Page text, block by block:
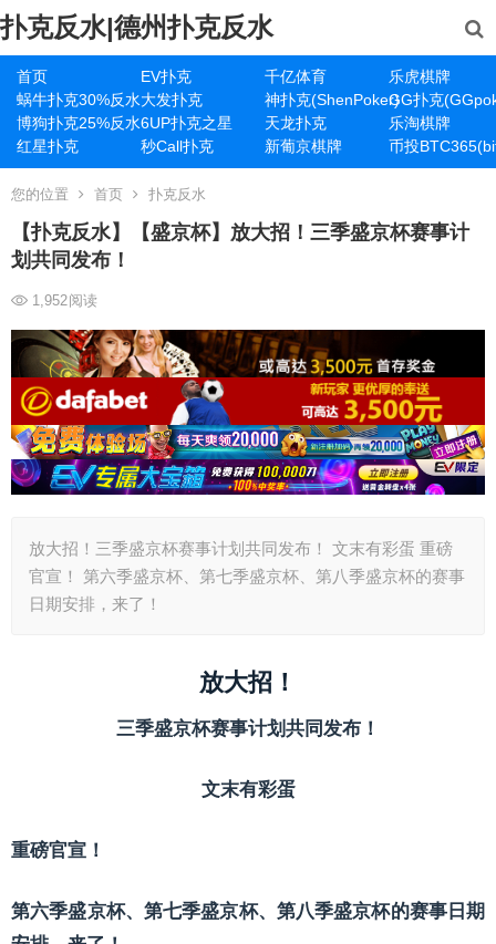
扑克反水|德州扑克反水
首页 EV扑克 千亿体育
乐虎棋牌
蜗牛扑克30%反水大发扑克 神扑克(ShenPoker)GG扑克
博狗扑克25%反水6UP扑克之星 天龙扑克
乐淘棋牌
红星扑克
秒Call扑克 新葡京棋牌 币投
您的位置 首页 扑克反水
【扑克反水】【盛京杯】放大招！三季盛京杯赛事计
划共同发布！
1,952阅读
放大招！三季盛京杯赛事计划共同发布！ 文末有彩蛋 重磅
官宣！ 第六季盛京杯、第七季盛京杯、第八季盛京杯的赛事
日期安排，来了！
放大招！
三季盛京杯赛事计划共同发布！
文末有彩蛋
重磅官宣！
第六季盛京杯、第七季盛京杯、第八季盛京杯的赛事日期